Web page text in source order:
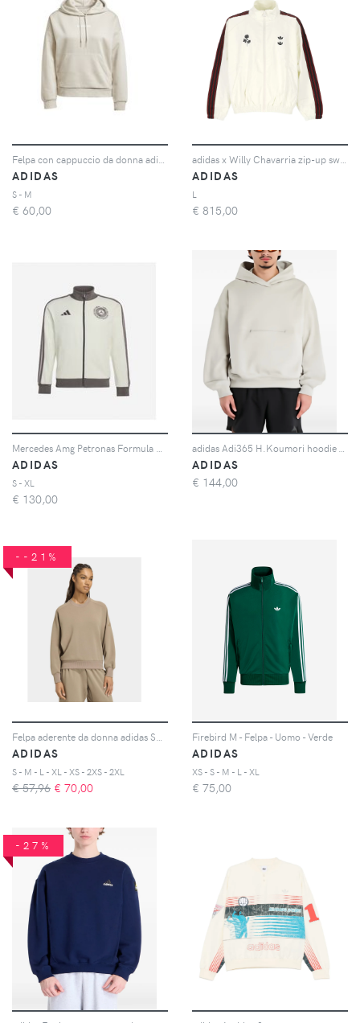
ADIDAS
S - M
€ 60,00
ADIDAS
L
€ 815,00
ADIDAS
S - XL
€ 130,00
ADIDAS
€ 144,00
--21%
ADIDAS
S - M - L - XL - XS - 2XS - 2XL
€ 57,96 € 70,00
Firebird M - Felpa - Uomo - Verde
ADIDAS
XS - S - M - L - XL
€ 75,00
-27%